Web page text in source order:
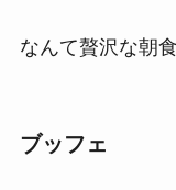
なんて贅沢な朝
ブッフェ